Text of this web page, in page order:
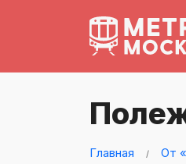
Главная От